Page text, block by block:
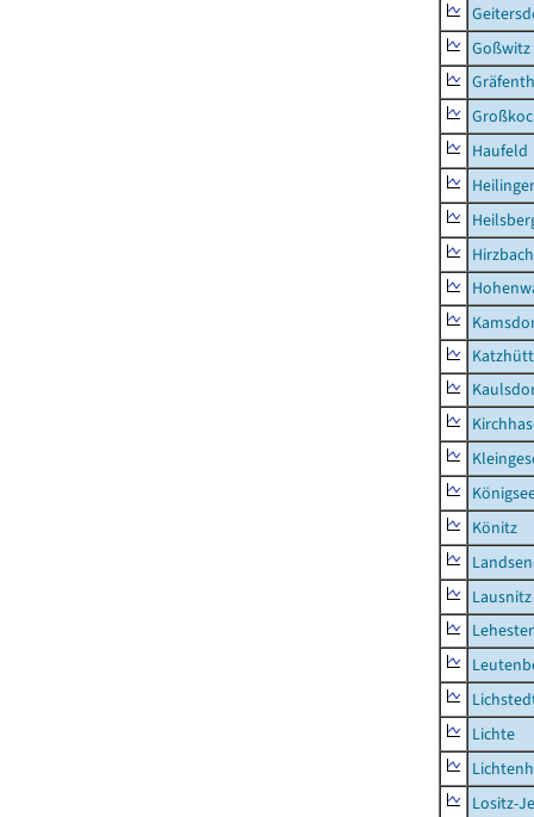
Goßwitz
Haufeld
Hirzbach
Könitz
Lichte
Lositz-